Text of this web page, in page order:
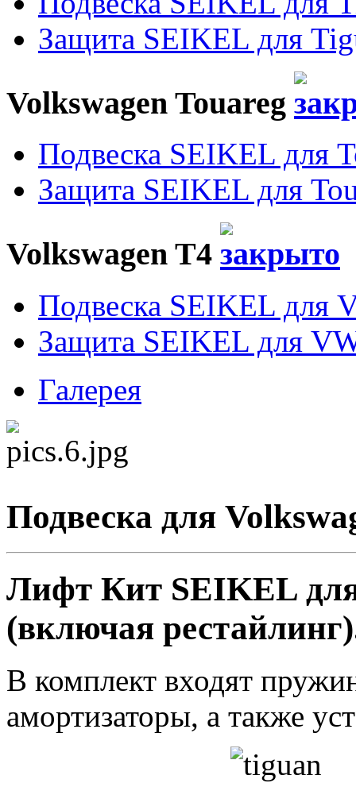
Защита SEIKEL для
Volkswagen Touareg
Подвеска SEIKEL для
Защита SEIKEL для
Volkswagen T4
Подвеска SEIKEL для
Защита SEIKEL для
Галерея
Подвеска для
Лифт Кит SEIKEL
(включая
В комплект входят
амортизаторы, а также